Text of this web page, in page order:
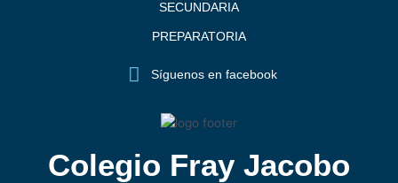
SECUNDARIA
PREPARATORIA
Síguenos en facebook
Colegio Fray Jacobo